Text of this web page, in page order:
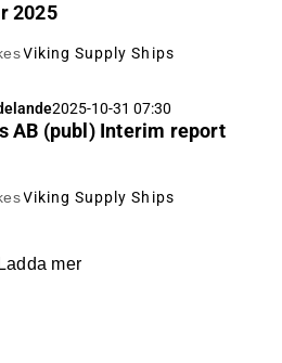
2025
Viking Supply Ships
2025-10-31 07:30
AB (publ) Interim report
Viking Supply Ships
Ladda mer